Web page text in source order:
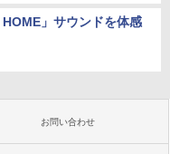
」サウンドを体感
お問い合わせ